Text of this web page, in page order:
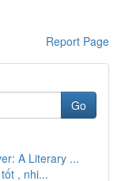
Report Page
Go
A Literary ...
, nhi...